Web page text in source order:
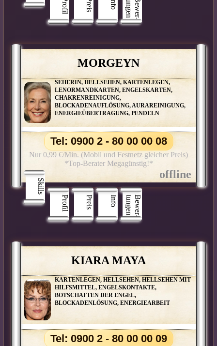
Profil
Preis Info B
e
w
e
r
­
t
u
n
g
e
n
MORGEYN
SEHERIN, HELLSEHEN, KARTENLEGEN,
LENORMANDKARTEN, ENGELSKARTEN,
CHAKRENREINIGUNG,
BLOCKADENAUFLÖSUNG, AURAREINIGUNG,
ENERGIEÜBERTRAGUNG, PENDELN
Skills
Profil
Preis Info B
e
w
e
r
­
t
u
n
g
e
n
Tel: 0900 2 - 80 00 00 08
Nur 0,99 €/Min. (Mobil und Festnetz gleicher Preis)
*Top-Berater Megagünstig!*
KIARA MAYA
KARTENLEGEN, HELLSEHEN, HELLSEHEN MIT
HILFSMITTEL, ENGELSKONTAKTE,
BOTSCHAFTEN DER ENGEL,
BLOCKADENLÖSUNG, ENERGIEARBEIT
Tel: 0900 2 - 80 00 00 09